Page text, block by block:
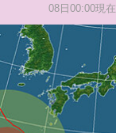
08日00:00現在